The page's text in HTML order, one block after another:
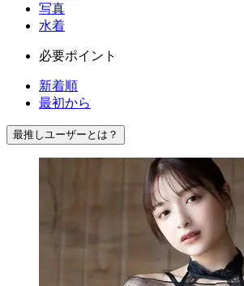
写真
水着
必要ポイント
新着順
最初から
最推しユーザーとは？